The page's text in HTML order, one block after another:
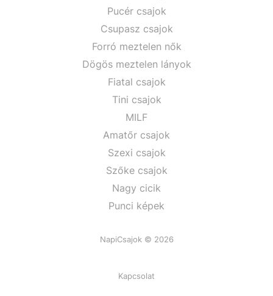
Pucér csajok
Csupasz csajok
Forró meztelen nők
Dögös meztelen lányok
Fiatal csajok
Tini csajok
MILF
Amatőr csajok
Szexi csajok
Szőke csajok
Nagy cicik
Punci képek
NapiCsajok © 2026
Kapcsolat